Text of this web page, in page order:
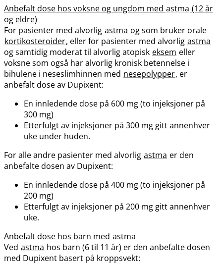
Anbefalt dose hos voksne og ungdom med astma (12 år
og eldre)
For pasienter med alvorlig astma og som bruker orale
kortikosteroider, eller for pasienter med alvorlig astma
og samtidig moderat til alvorlig atopisk eksem eller
voksne som også har alvorlig kronisk betennelse i
bihulene i neseslimhinnen med nesepolypper, er
anbefalt dose av Dupixent:
En innledende dose på 600 mg (to injeksjoner på
300 mg)
Etterfulgt av injeksjoner på 300 mg gitt annenhver
uke under huden.
For alle andre pasienter med alvorlig astma er den
anbefalte dosen av Dupixent:
En innledende dose på 400 mg (to injeksjoner på
200 mg)
Etterfulgt av injeksjoner på 200 mg gitt annenhver
uke.
Anbefalt dose hos barn med astma
Ved astma hos barn (6 til 11 år) er den anbefalte dosen
med Dupixent basert på kroppsvekt: